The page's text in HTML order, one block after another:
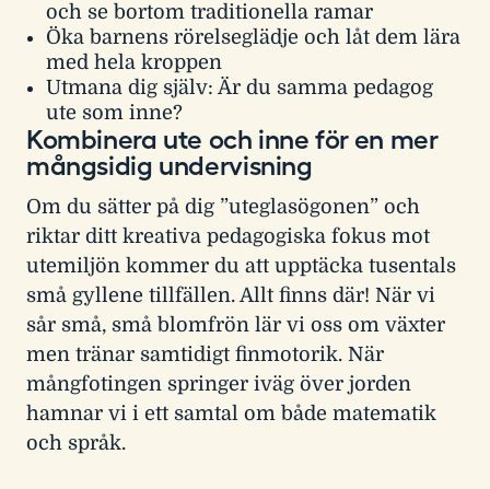
och se bortom traditionella ramar
Öka barnens rörelseglädje och låt dem lära
med hela kroppen
Utmana dig själv: Är du samma pedagog
ute som inne?
Kombinera ute och inne för en mer
mångsidig undervisning
Om du sätter på dig ”uteglasögonen” och
riktar ditt kreativa pedagogiska fokus mot
utemiljön kommer du att upptäcka tusentals
små gyllene tillfällen. Allt finns där! När vi
sår små, små blomfrön lär vi oss om växter
men tränar samtidigt finmotorik. När
mångfotingen springer iväg över jorden
hamnar vi i ett samtal om både matematik
och språk.